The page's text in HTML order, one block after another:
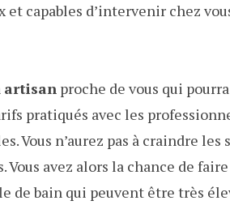
capables d’intervenir chez
artisan proche de vous qui
pratiqués avec les
Vous n’aurez pas à craindre
avez alors la chance de
de bain qui peuvent être très